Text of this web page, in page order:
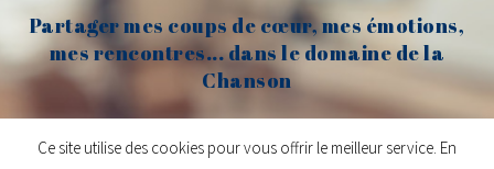
Partager mes coups de cœur, mes émotions,
mes rencontres... dans le domaine de la
Chanson
Claude Fèvre
Ce site utilise des cookies pour vous offrir le meilleur service. En